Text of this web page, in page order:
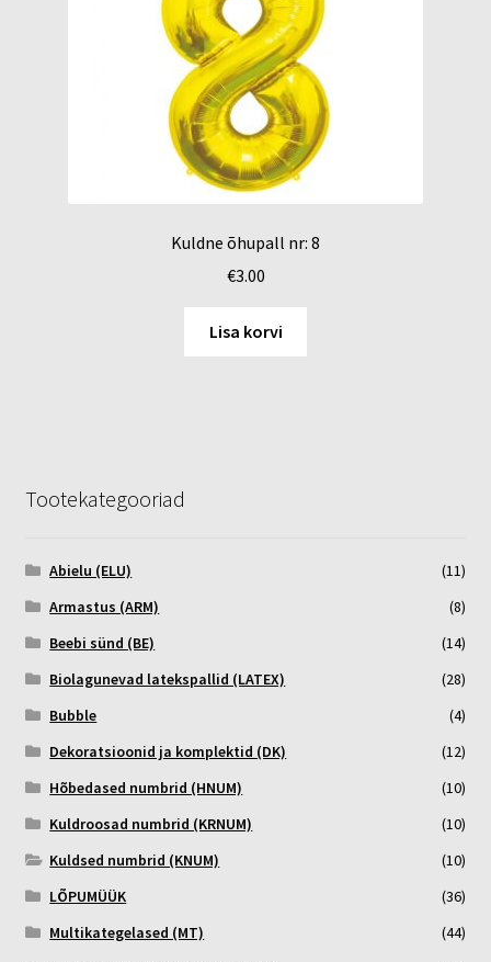
Kuldne õhupall nr: 8
€3.00
Lisa korvi
Tootekategooriad
Abielu (ELU)
(11)
Armastus (ARM)
(8)
Beebi sünd (BE)
(14)
Biolagunevad latekspallid (LATEX)
(28)
Bubble
(4)
Dekoratsioonid ja komplektid (DK)
(12)
Hõbedased numbrid (HNUM)
(10)
Kuldroosad numbrid (KRNUM)
(10)
Kuldsed numbrid (KNUM)
(10)
LÕPUMÜÜK
(36)
Multikategelased (MT)
(44)